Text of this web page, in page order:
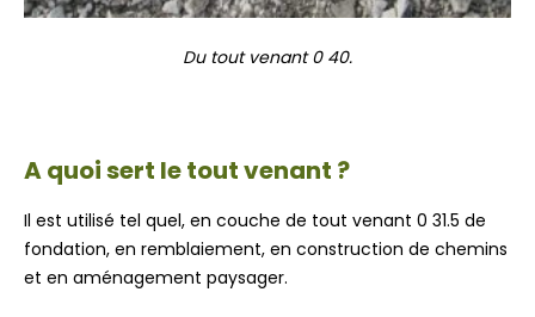
Du tout venant 0 40.
A quoi sert le tout venant ?
Il est utilisé tel quel, en couche de tout venant 0 31.5 de
fondation, en remblaiement, en construction de chemins
et en aménagement paysager.